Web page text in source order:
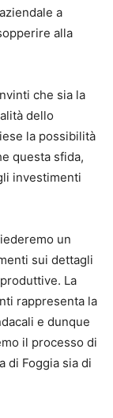
a
alla
che sia la
dello
la possibilità
questa sfida,
investimenti
un
sui dettagli
La
rappresenta la
e dunque
il processo di
di Foggia sia di